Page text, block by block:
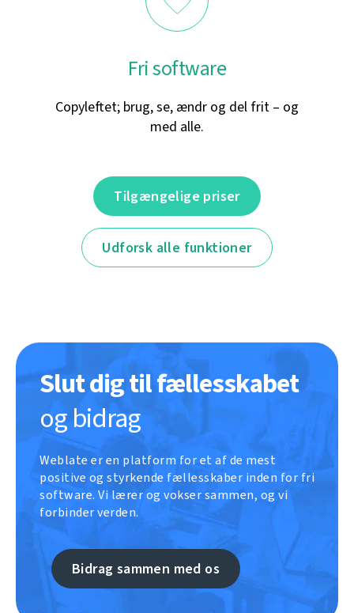
Fri software
Copyleftet; brug, se, ændr og del frit – og
med alle.
Tilgængelige priser
Udforsk alle funktioner
Slut dig til fællesskabet
og bidrag
Weblate er en platform for et af de mest
positive og styrkende fællesskaber inden for fri
software. Vi lærer og vokser sammen, og vi
forbinder verden.
Bidrag sammen med os